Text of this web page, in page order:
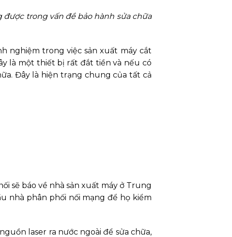
được trong vấn đề bảo hành sửa chữa
nghiệm trong việc sản xuất máy cắt
là một thiết bị rất đắt tiền và nếu có
Đây là hiện trạng chung của tất cả
sẽ báo về nhà sản xuất máy ở Trung
nhà phân phối nối mạng để họ kiểm
laser ra nước ngoài để sửa chữa,